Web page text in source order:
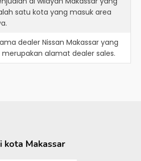
satu kota yang masuk area
dealer Nissan Makassar yang
alamat dealer sales.
kota Makassar